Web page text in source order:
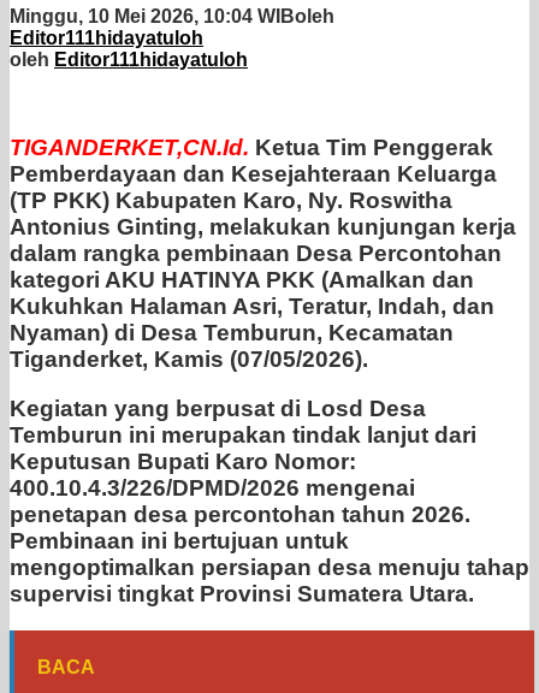
Minggu, 10 Mei 2026, 10:04 WIBoleh
Editor111hidayatuloh
oleh Editor111hidayatuloh
TIGANDERKET,CN.Id. Ketua Tim Penggerak
Pemberdayaan dan Kesejahteraan Keluarga
(TP PKK) Kabupaten Karo, Ny. Roswitha
Antonius Ginting, melakukan kunjungan kerja
dalam rangka pembinaan Desa Percontohan
kategori AKU HATINYA PKK (Amalkan dan
Kukuhkan Halaman Asri, Teratur, Indah, dan
Nyaman) di Desa Temburun, Kecamatan
Tiganderket, Kamis (07/05/2026).
Kegiatan yang berpusat di Losd Desa
Temburun ini merupakan tindak lanjut dari
Keputusan Bupati Karo Nomor:
400.10.4.3/226/DPMD/2026 mengenai
penetapan desa percontohan tahun 2026.
Pembinaan ini bertujuan untuk
mengoptimalkan persiapan desa menuju tahap
supervisi tingkat Provinsi Sumatera Utara.
BACA